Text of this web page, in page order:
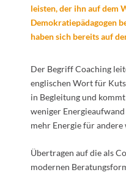
leisten, der ihn auf dem
Demokratiepädagogen
haben sich bereits auf
Der Begriff Coaching
englischen Wort für
in Begleitung und
weniger
mehr Energie für
Übertragen auf die als
modernen